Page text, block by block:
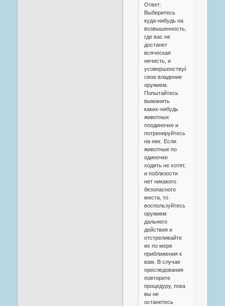
Ответ:
Выберитесь
куда-нибудь на
возвышенность,
где вас не
достанет
всяческая
нечисть, и
усовершенствуйте
свое владение
оружием.
Попытайтесь
выманить
каких-нибудь
животных
поодиночке и
потренируйтесь
на них. Если
животные по
одиночке
ходить не хотят,
и поблизости
нет никакого
безопасного
места, то
воспользуйтесь
оружием
дальнего
действия и
отстреливайте
их по мере
приближения к
вам. В случае
преследования
повторите
процедуру, пока
вы не
останетесь